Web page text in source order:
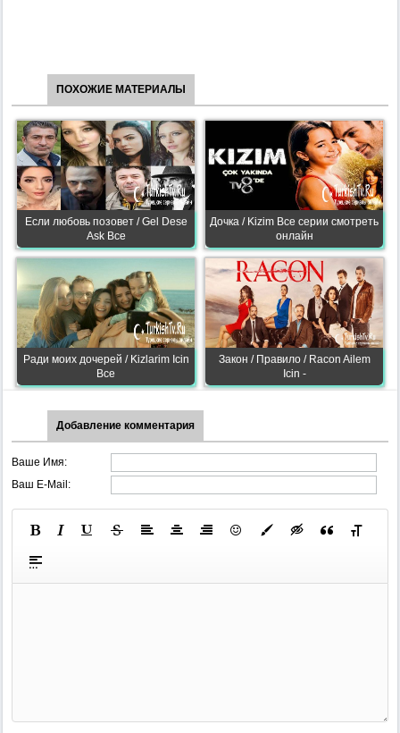
ПОХОЖИЕ МАТЕРИАЛЫ
Если любовь позовет / Gel Dese
Ask Все
Дочка / Kizim Все серии смотреть
онлайн
Ради моих дочерей / Kizlarim Icin
Все
Закон / Правило / Racon Ailem
Icin -
Добавление комментария
Ваше Имя:
Ваш E-Mail: